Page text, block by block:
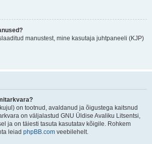
manustest, mine kasutaja juhtpaneeli (KJP)
on tootnud, avaldanud ja õigustega kaitsnud
on väljalastud GNU Üldise Avaliku Litsentsi,
ja on täiesti tasuta kasutatav kõigile. Rohkem
leiad phpBB.com veebilehelt.